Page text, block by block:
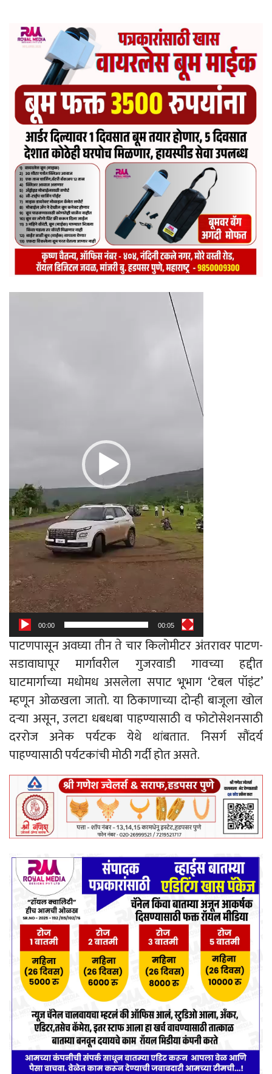
00:00 00:05
पाटणपासून अवघ्या तीन ते चार किलोमीटर अंतरावर पाटण-
सडावाघापूर मार्गावरील गुजरवाडी गावच्या हद्दीत
घाटमार्गाच्या मधोमध असलेला सपाट भूभाग ‘टेबल पॉइंट’
म्हणून ओळखला जातो. या ठिकाणाच्या दोन्ही बाजूला खोल
दऱ्या असून, उलटा धबधबा पाहण्यासाठी व फोटोसेशनसाठी
दररोज अनेक पर्यटक येथे थांबतात. निसर्ग सौंदर्य
पाहण्यासाठी पर्यटकांची मोठी गर्दी होत असते.